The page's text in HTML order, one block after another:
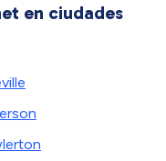
en ciudades